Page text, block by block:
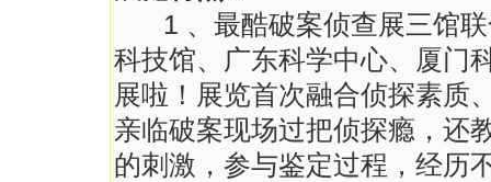
1 、最酷破案侦查展三馆
科技馆、广东科学中心、厦门
展啦！展览首次融合侦探素质
亲临破案现场过把侦探瘾，还
的刺激，参与鉴定过程，经